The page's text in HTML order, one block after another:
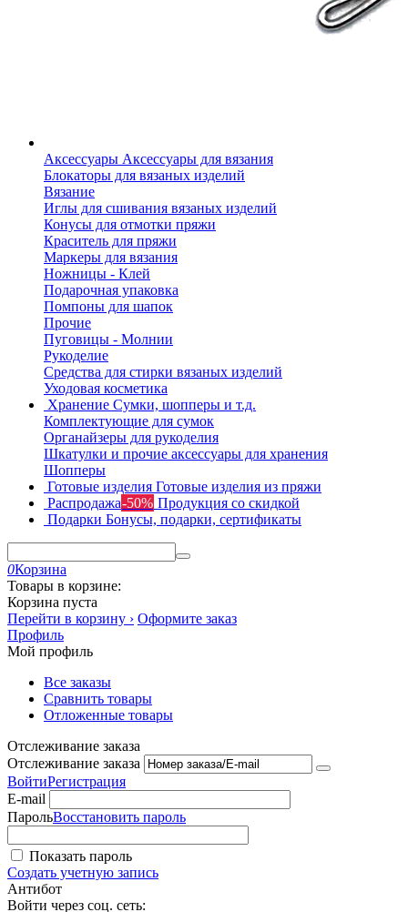
Аксессуары Аксессуары для вязания
Блокаторы для вязаных изделий
Вязание
Иглы для сшивания вязаных изделий
Конусы для отмотки пряжи
Краситель для пряжи
Маркеры для вязания
Ножницы - Клей
Подарочная упаковка
Помпоны для шапок
Прочие
Пуговицы - Молнии
Рукоделие
Средства для стирки вязаных изделий
Уходовая косметика
Хранение Сумки, шопперы и т.д.
Комплектующие для сумок
Органайзеры для рукоделия
Шкатулки и прочие аксессуары для хранения
Шопперы
Готовые изделия Готовые изделия из пряжи
Распродажа-50% Продукция со скидкой
Подарки Бонусы, подарки, сертификаты
0Корзина
Товары в корзине:
Корзина пуста
Перейти в корзину › Оформите заказ
Профиль
Мой профиль
Все заказы
Сравнить товары
Отложенные товары
Отслеживание заказа
Отслеживание заказа
ВойтиРегистрация
E-mail
ПарольВосстановить пароль
Показать пароль
Создать учетную запись
Антибот
Войти через соц. сеть: